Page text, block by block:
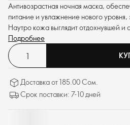
Антивозрастная ночная маска,
питание и увлажнение нового
Наутро кожа выглядит отдохнувшей
полноценного сна.
Подробнее
Доставка от 185.00 Сом.
Срок поставки: 7-10 дней